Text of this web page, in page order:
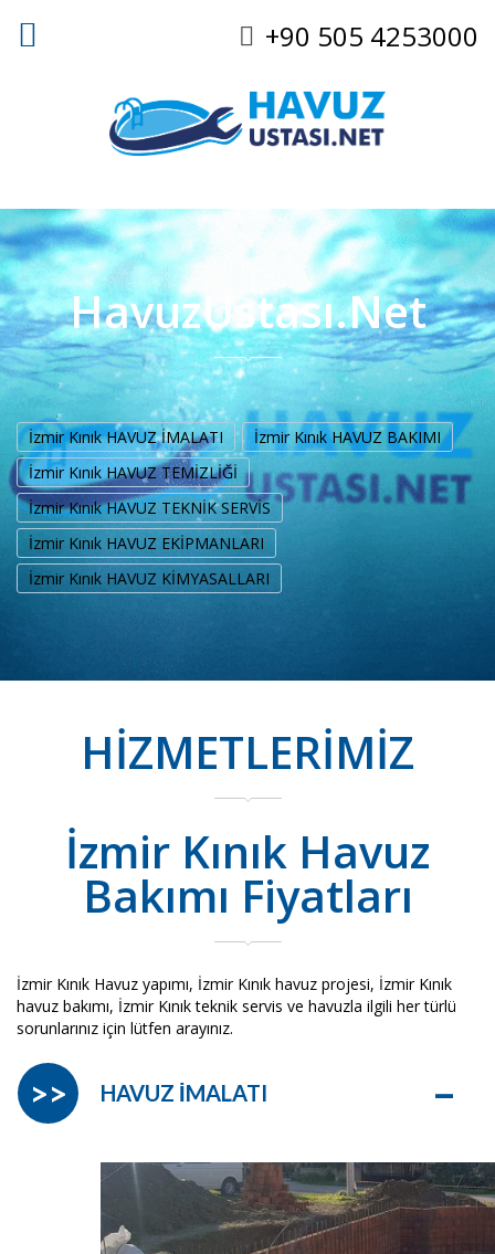
+90 505 4253000
HavuzUstası.Net
İzmir Kınık HAVUZ İMALATI
İzmir Kınık HAVUZ BAKIMI
İzmir Kınık HAVUZ TEMİZLİĞİ
İzmir Kınık HAVUZ TEKNİK SERVİS
İzmir Kınık HAVUZ EKİPMANLARI
İzmir Kınık HAVUZ KİMYASALLARI
HİZMETLERİMİZ
İzmir Kınık Havuz
Bakımı Fiyatları
İzmir Kınık Havuz yapımı, İzmir Kınık havuz projesi, İzmir Kınık
havuz bakımı, İzmir Kınık teknik servis ve havuzla ilgili her türlü
sorunlarınız için lütfen arayınız.
HAVUZ İMALATI –
>>